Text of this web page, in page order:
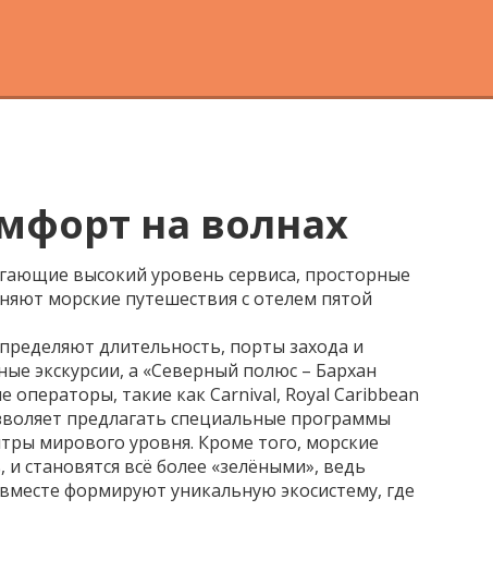
на волнах
высокий уровень сервиса, просторные
морские путешествия с отелем пятой
длительность, порты захода и
экскурсии, а «Северный полюс – Бархан
такие как Carnival, Royal Caribbean
предлагать специальные программы
мирового уровня. Кроме того, морские
, и становятся всё более «зелёными», ведь
формируют уникальную экосистему, где